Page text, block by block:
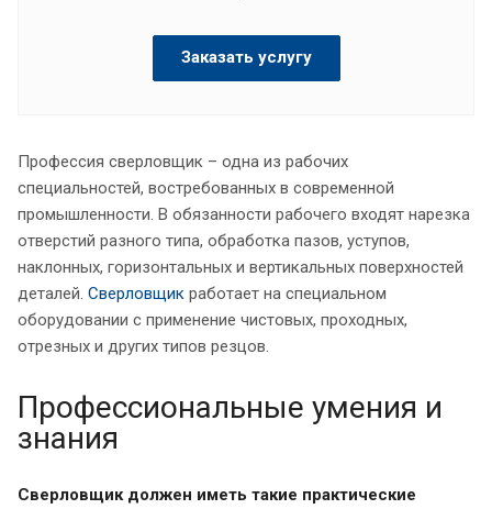
Заказать услугу
Профессия сверловщик – одна из рабочих
специальностей, востребованных в современной
промышленности. В обязанности рабочего входят нарезка
отверстий разного типа, обработка пазов, уступов,
наклонных, горизонтальных и вертикальных поверхностей
деталей. Сверловщик работает на специальном
оборудовании с применение чистовых, проходных,
отрезных и других типов резцов.
Профессиональные умения и
знания
Сверловщик должен иметь такие практические